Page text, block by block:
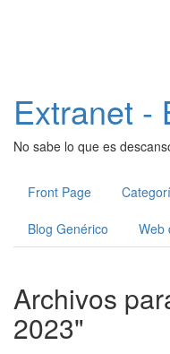
Extranet -
No sabe lo que es
Front Page
Blog Genérico Web
Archivos
2023"